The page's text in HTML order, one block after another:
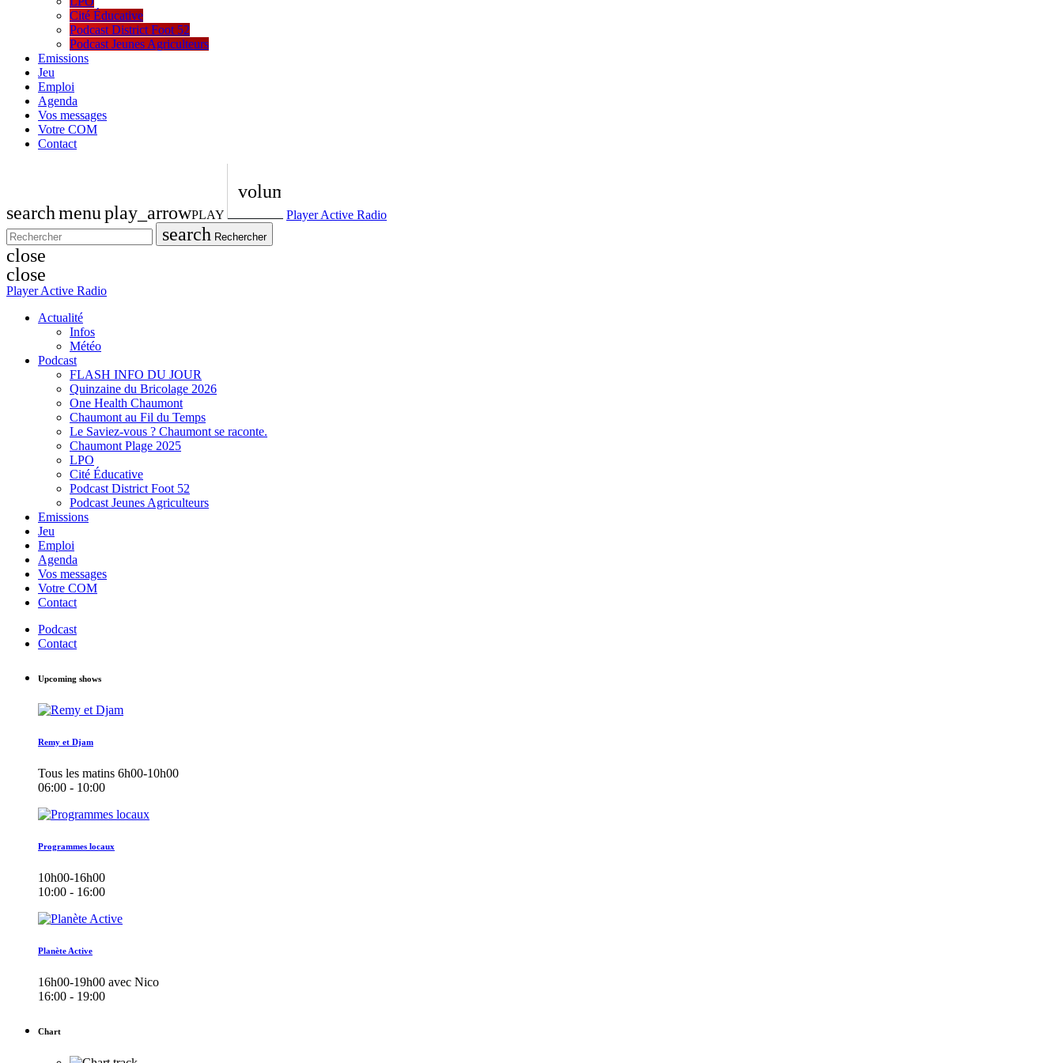
Cité Éducative
Podcast District Foot 52
Podcast Jeunes Agriculteurs
Emissions
Jeu
Emploi
Agenda
Vos messages
Votre COM
Contact
searchmenuplay_arrowPLAY
volume_up
Player Active Radio
search Rechercher
close
close
Player Active Radio
Actualité
Infos
Météo
Podcast
FLASH INFO DU JOUR
Quinzaine du Bricolage 2026
One Health Chaumont
Chaumont au Fil du Temps
Le Saviez-vous ? Chaumont se raconte.
Chaumont Plage 2025
LPO
Cité Éducative
Podcast District Foot 52
Podcast Jeunes Agriculteurs
Emissions
Jeu
Emploi
Agenda
Vos messages
Votre COM
Contact
Podcast
Contact
Upcoming shows
Remy et Djam
Tous les matins 6h00-10h00
06:00 - 10:00
Programmes locaux
10h00-16h00
10:00 - 16:00
Planète Active
16h00-19h00 avec Nico
16:00 - 19:00
Chart